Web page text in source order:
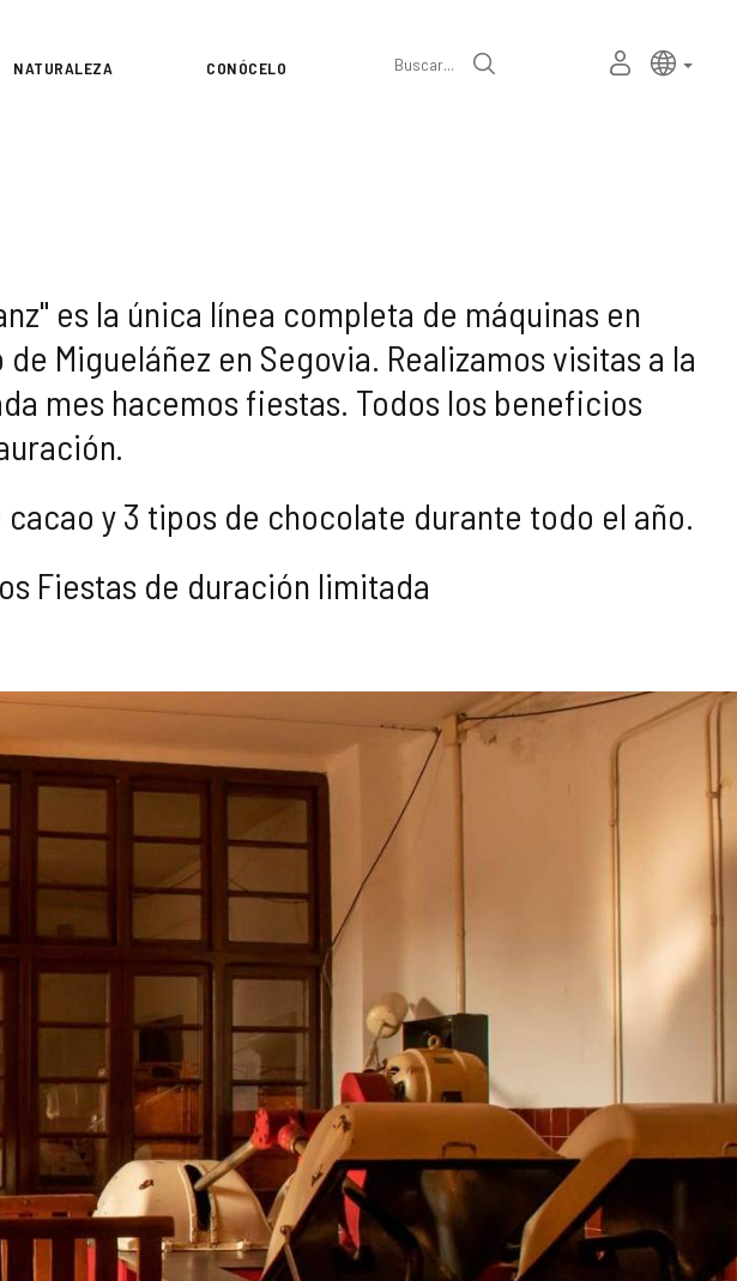
NATURALEZA CONÓCELO Buscar
ESPACIO
Selector
de
Idioma
es la única línea completa de máquinas en
Migueláñez en Segovia. Realizamos visitas a la
mes hacemos fiestas. Todos los beneficios
y 3 tipos de chocolate durante todo el año.
Fiestas de duración limitada